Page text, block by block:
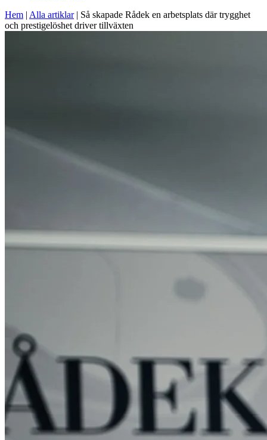
Hem | Alla artiklar| Så skapade Rådek en arbetsplats där trygghet
och prestigelöshet driver tillväxten